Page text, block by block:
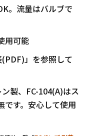
。流量はバルブで
用可能
」を参照して
製、FC-104(A)はス
です。安心して使用